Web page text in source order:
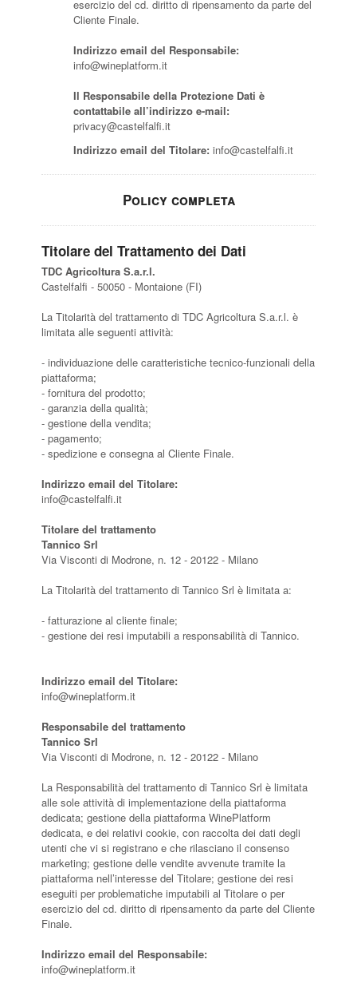
esercizio del cd. diritto di ripensamento da parte del
Cliente Finale.
Indirizzo email del Responsabile:
info@wineplatform.it
Il Responsabile della Protezione Dati è
contattabile all’indirizzo e-mail:
privacy@castelfalfi.it
Indirizzo email del Titolare: info@castelfalfi.it
Policy completa
Titolare del Trattamento dei Dati
TDC Agricoltura S.a.r.l.
Castelfalfi - 50050 - Montaione (FI)
La Titolarità del trattamento di TDC Agricoltura S.a.r.l. è
limitata alle seguenti attività:
- individuazione delle caratteristiche tecnico-funzionali della
piattaforma;
- fornitura del prodotto;
- garanzia della qualità;
- gestione della vendita;
- pagamento;
- spedizione e consegna al Cliente Finale.
Indirizzo email del Titolare:
info@castelfalfi.it
Titolare del trattamento
Tannico Srl
Via Visconti di Modrone, n. 12 - 20122 - Milano
La Titolarità del trattamento di Tannico Srl è limitata a:
- fatturazione al cliente finale;
- gestione dei resi imputabili a responsabilità di Tannico.
Indirizzo email del Titolare:
info@wineplatform.it
Responsabile del trattamento
Tannico Srl
Via Visconti di Modrone, n. 12 - 20122 - Milano
La Responsabilità del trattamento di Tannico Srl è limitata
alle sole attività di implementazione della piattaforma
dedicata; gestione della piattaforma WinePlatform
dedicata, e dei relativi cookie, con raccolta dei dati degli
utenti che vi si registrano e che rilasciano il consenso
marketing; gestione delle vendite avvenute tramite la
piattaforma nell’interesse del Titolare; gestione dei resi
eseguiti per problematiche imputabili al Titolare o per
esercizio del cd. diritto di ripensamento da parte del Cliente
Finale.
Indirizzo email del Responsabile:
info@wineplatform.it